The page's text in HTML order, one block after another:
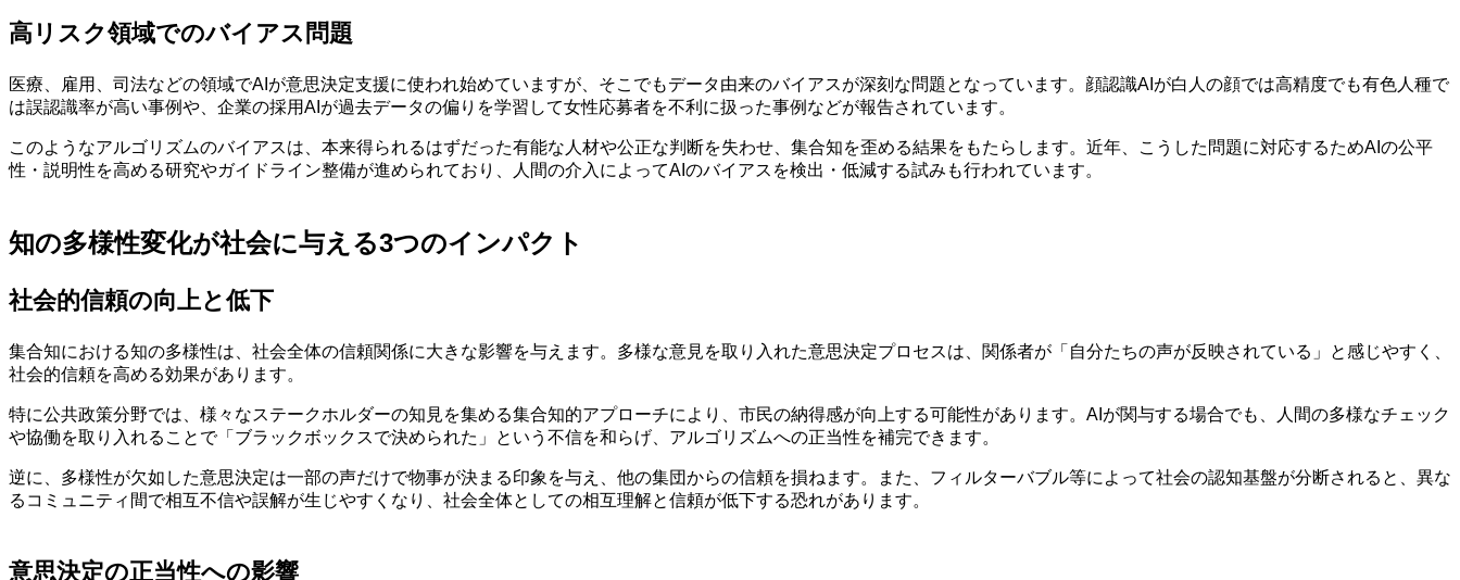
高リスク領域でのバイアス問題
医療、雇用、司法などの領域でAIが意思決定支援に使われ始めていますが、そこでもデータ由来のバイアスが深刻な問題となっています。顔認識AIが白人の顔では高精度でも有色人種で
は誤認識率が高い事例や、企業の採用AIが過去データの偏りを学習して女性応募者を不利に扱った事例などが報告されています。
このようなアルゴリズムのバイアスは、本来得られるはずだった有能な人材や公正な判断を失わせ、集合知を歪める結果をもたらします。近年、こうした問題に対応するためAIの公平
性・説明性を高める研究やガイドライン整備が進められており、人間の介入によってAIのバイアスを検出・低減する試みも行われています。
知の多様性変化が社会に与える3つのインパクト
社会的信頼の向上と低下
集合知における知の多様性は、社会全体の信頼関係に大きな影響を与えます。多様な意見を取り入れた意思決定プロセスは、関係者が「自分たちの声が反映されている」と感じやすく、
社会的信頼を高める効果があります。
特に公共政策分野では、様々なステークホルダーの知見を集める集合知的アプローチにより、市民の納得感が向上する可能性があります。AIが関与する場合でも、人間の多様なチェック
や協働を取り入れることで「ブラックボックスで決められた」という不信を和らげ、アルゴリズムへの正当性を補完できます。
逆に、多様性が欠如した意思決定は一部の声だけで物事が決まる印象を与え、他の集団からの信頼を損ねます。また、フィルターバブル等によって社会の認知基盤が分断されると、異な
るコミュニティ間で相互不信や誤解が生じやすくなり、社会全体としての相互理解と信頼が低下する恐れがあります。
意思決定の正当性への影響